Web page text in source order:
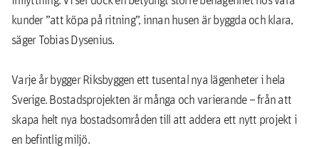
kunder ”att köpa på ritning”, innan husen är byggda och klara,
säger Tobias Dysenius.
Varje år bygger Riksbyggen ett tusental nya lägenheter i hela
Sverige. Bostadsprojekten är många och varierande – från att
skapa helt nya bostadsområden till att addera ett nytt projekt i
en befintlig miljö.